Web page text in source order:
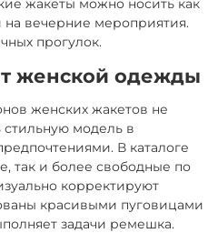
жакеты можно носить как
на вечерние мероприятия.
прогулок.
женской одежды
женских жакетов не
стильную модель в
В каталоге
так и более свободные по
корректируют
красивыми пуговицами
задачи ремешка.